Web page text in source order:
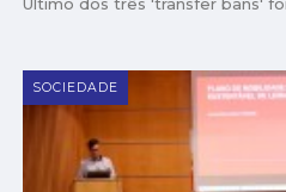
SOCIEDADE